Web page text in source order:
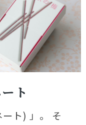
ト
ート) 」。 そ